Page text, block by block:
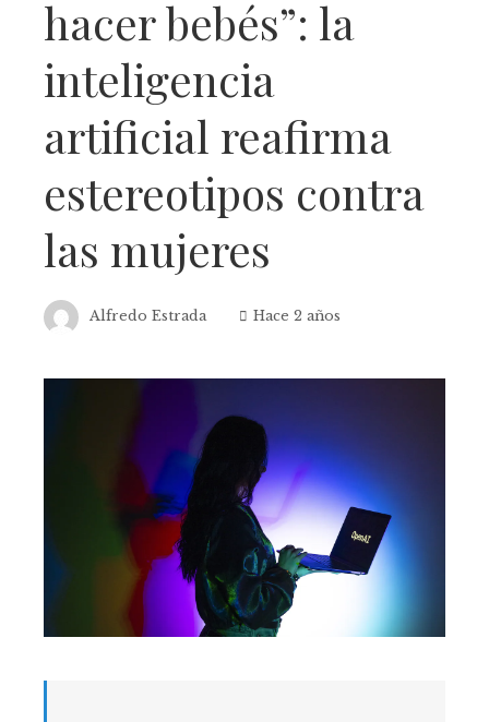
hacer bebés”: la
inteligencia
artificial reafirma
estereotipos contra
las mujeres
Alfredo Estrada Hace 2 años